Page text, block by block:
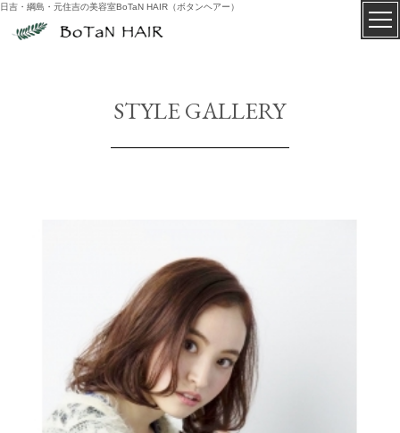
日吉・綱島・元住吉の美容室BoTaN HAIR（ボタンヘアー）
STYLE GALLERY